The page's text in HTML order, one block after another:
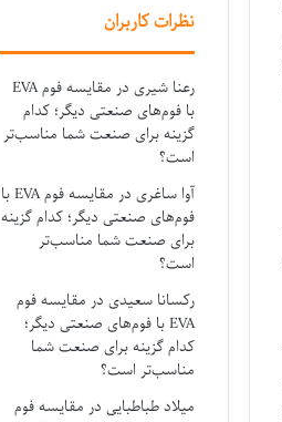
نظرات کاربران
رعنا شیریدر
مقایسه فوم EVA
با فوم‌های صنعتی دیگر؛ کدام
گزینه برای صنعت شما مناسب‌تر
است؟
آوا ساغریدر
مقایسه فوم EVA با
فوم‌های صنعتی دیگر؛ کدام گزینه
برای صنعت شما مناسب‌تر
است؟
رکسانا سعیدیدر مقایسه فوم
EVA با فوم‌های صنعتی دیگر؛
کدام گزینه برای صنعت شما
مناسب‌تر است؟
میلاد طباطباییدر مقایسه فوم